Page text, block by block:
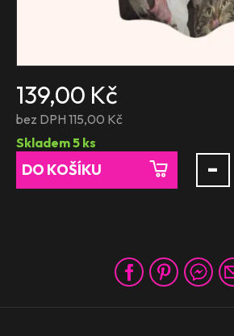
139,00 Kč
bez DPH 115,00 Kč
Skladem5 ks
DO KOŠÍKU -